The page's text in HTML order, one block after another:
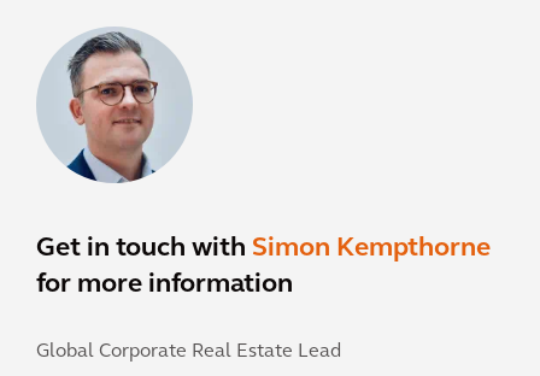
Get in touch with Simon Kempthorne
for more information
Global Corporate Real Estate Lead